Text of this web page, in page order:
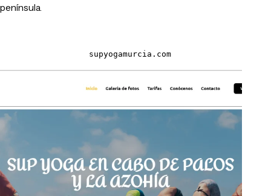
península.
supyogamurcia.com